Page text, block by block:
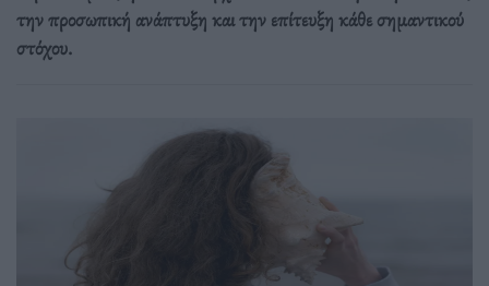
την προσωπική ανάπτυξη και την επίτευξη κάθε σημαντικού
στόχου.